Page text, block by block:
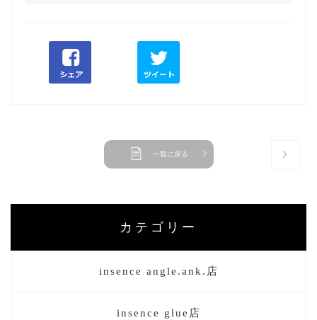
一覧に戻る
カテゴリー
insence angle.ank.店
insence glue店